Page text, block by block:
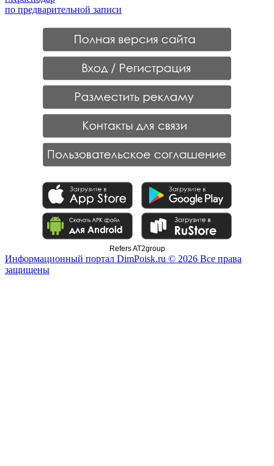
по предварительной записи
Refers AT2group
Информационный портал DimPoisk.ru © 2026 Все права
защищены